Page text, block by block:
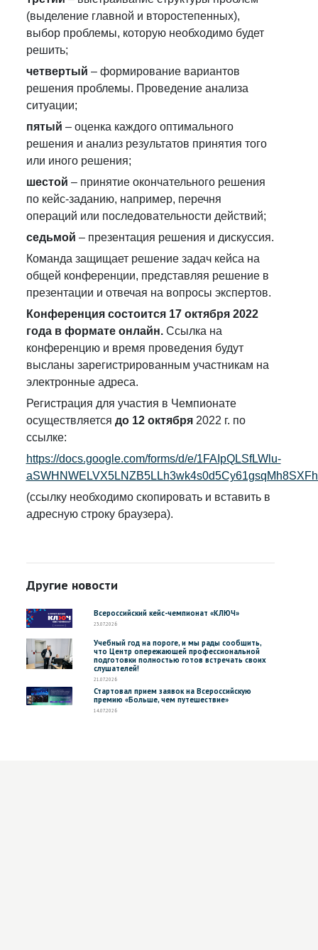
(выделение главной и второстепенных),
выбор проблемы, которую необходимо будет
решить;
четвертый – формирование вариантов
решения проблемы. Проведение анализа
ситуации;
пятый – оценка каждого оптимального
решения и анализ результатов принятия того
или иного решения;
шестой – принятие окончательного решения
по кейс-заданию, например, перечня
операций или последовательности действий;
седьмой – презентация решения и дискуссия.
Команда защищает решение задач кейса на
общей конференции, представляя решение в
презентации и отвечая на вопросы экспертов.
Конференция состоится 17 октября 2022
года в формате онлайн. Ссылка на
конференцию и время проведения будут
высланы зарегистрированным участникам на
электронные адреса.
Регистрация для участия в Чемпионате
осуществляется до 12 октября2022 г. по
ссылке:
https://docs.google.com/forms/d/e/1FAIpQLSfLWlu-
(ссылку необходимо скопировать и вставить в
адресную строку браузера).
Другие новости
Всероссийский кейс-чемпионат «КЛЮЧ»
23.07.2026
Учебный год на пороге, и мы рады сообщить,
что Центр опережающей профессиональной
подготовки полностью готов встречать своих
слушателей!
21.07.2026
Стартовал прием заявок на Всероссийскую
премию «Больше, чем путешествие»
14.07.2026